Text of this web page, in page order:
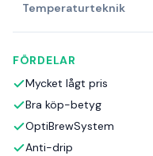
Temperaturteknik
FÖRDELAR
Mycket lågt pris
Bra köp-betyg
OptiBrewSystem
Anti-drip